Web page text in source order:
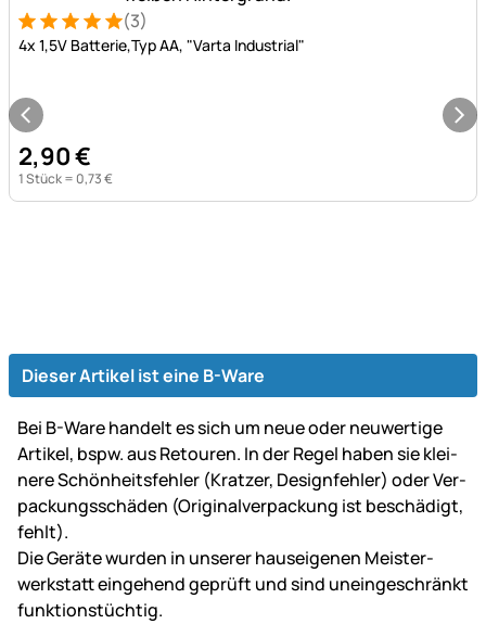
Bewertung: 5 von 5 (3 Bewertungen)
3 Bewertungen
(3)
4x 1,5V Batterie,Typ AA, "Varta Industrial"
2,90€
1 Stück = 0,73€
Dieser Artikel ist eine B-Ware
Bei B-Ware handelt es sich um neue oder neu­wer­tige
Artikel, bspw. aus Retouren. In der Regel haben sie klei­
ne­re Schön­heits­fehler (Kratzer, Design­fehler) oder Ver­
packungs­schäden (Original­ver­packung ist be­schä­digt,
fehlt).
Die Geräte wurden in unserer haus­ei­ge­nen Mei­ster­
werk­statt ein­gehend ge­prüft und sind un­ein­ge­schränkt
funk­tions­tüch­tig.